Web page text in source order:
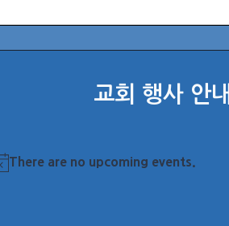
교회 행사 안내
There are no upcoming events.